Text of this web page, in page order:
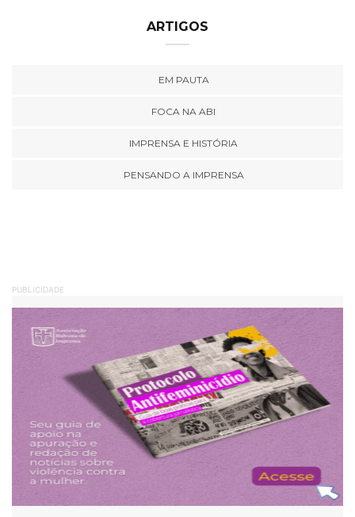
ARTIGOS
EM PAUTA
FOCA NA ABI
IMPRENSA E HISTÓRIA
PENSANDO A IMPRENSA
PUBLICIDADE